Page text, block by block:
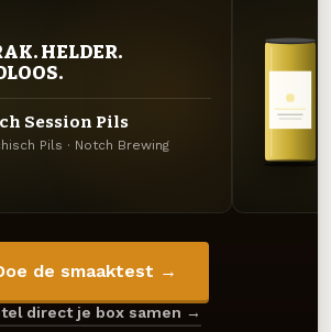
HELDER.
Session Pils
Pils · Notch Brewing
de smaaktest →
direct je box samen →